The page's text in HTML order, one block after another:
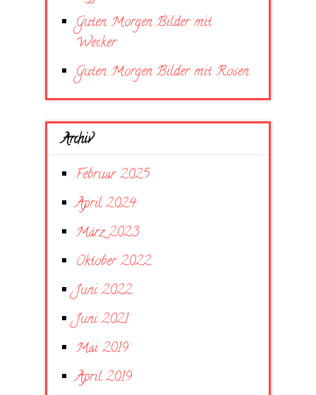
Guten Morgen Bilder mit
Wecker
Guten Morgen Bilder mit Rosen
Archiv
Februar 2025
April 2024
März 2023
Oktober 2022
Juni 2022
Juni 2021
Mai 2019
April 2019